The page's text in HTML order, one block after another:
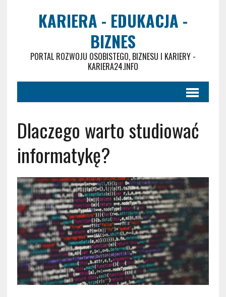
KARIERA - EDUKACJA -
BIZNES
PORTAL ROZWOJU OSOBISTEGO, BIZNESU I KARIERY -
KARIERA24.INFO
Dlaczego warto studiować
informatykę?